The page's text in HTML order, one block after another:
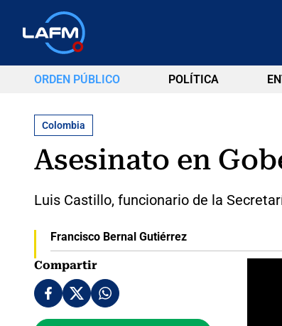
ORDEN PÚBLICO POLÍTICA
Colombia
Asesinato en
Luis Castillo, funcionario de la
Francisco Bernal Gutiérrez
Compartir